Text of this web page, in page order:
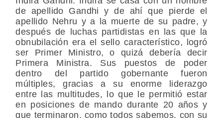
de apellido Gandhi y de ahí que pierde el
apellido Nehru y a la muerte de su padre, y
después de luchas partidistas en las que la
obnubilación era el sello característico, logró
ser Primer Ministro, o quizá debería decir
Primera Ministra. Sus puestos de poder
dentro del partido gobernante fueron
múltiples, gracias a su enorme liderazgo
entre las multitudes, lo que le permitió estar
en posiciones de mando durante 20 años y
que terminaron, como todos sabemos, con su